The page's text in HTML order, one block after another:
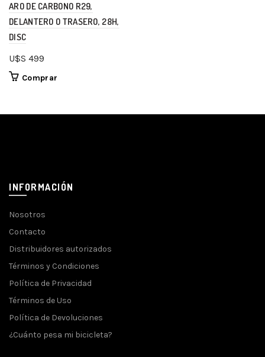
ARO DE CARBONO R29,
DELANTERO O TRASERO, 28H,
DISC
U$S 499
Comprar
INFORMACIÓN
Nosotros
Contacto
Distribuidores autorizados
Términos y Condiciones
Política de Privacidad
Términos de Uso
Política de Devoluciones
¿Cuánto pesa mi bicicleta?